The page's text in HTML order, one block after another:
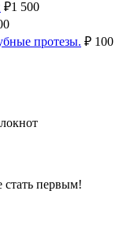
₽1 500
протезы. ₽ 100
первым!